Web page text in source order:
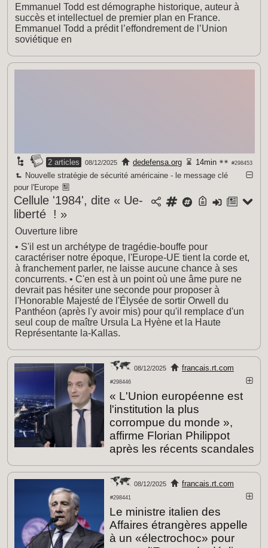
Emmanuel Todd est démographe historique, auteur à
succès et intellectuel de premier plan en France.
Emmanuel Todd a prédit l’effondrement de l’Union
soviétique en
2 articles 08/12/2025 dedefensa.org 14min #298453
Nouvelle stratégie de sécurité américaine - le message clé
pour l'Europe
Cellule '1984', dite « Ue-
liberté ! »
Ouverture libre
• S'il est un archétype de tragédie-bouffe pour
caractériser notre époque, l'Europe-UE tient la corde et,
à franchement parler, ne laisse aucune chance à ses
concurrents. • C'en est à un point où une âme pure ne
devrait pas hésiter une seconde pour proposer à
l'Honorable Majesté de l'Élysée de sortir Orwell du
Panthéon (après l'y avoir mis) pour qu'il remplace d'un
seul coup de maître Ursula La Hyène et la Haute
Représentante la-Kallas.
08/12/2025 francais.rt.com
#298446
« L'Union européenne est
l'institution la plus
corrompue du monde »,
affirme Florian Philippot
après les récents scandales
08/12/2025 francais.rt.com
#298441
Le ministre italien des
Affaires étrangères appelle
à un «électrochoc» pour